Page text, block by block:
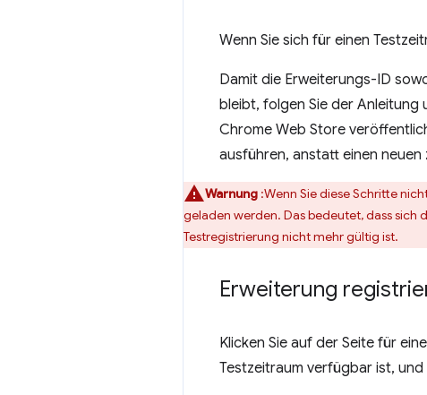
Wenn Sie sich für einen
Damit die Erweiterungs-ID
bleibt, folgen Sie der Anleitung
Chrome Web Store
ausführen, anstatt einen neuen
Warnung :Wenn Sie diese Schritte
geladen werden. Das bedeutet, dass sich
Testregistrierung nicht mehr gültig ist.
Erweiterung
Klicken Sie auf der Seite für
Testzeitraum verfügbar ist, und